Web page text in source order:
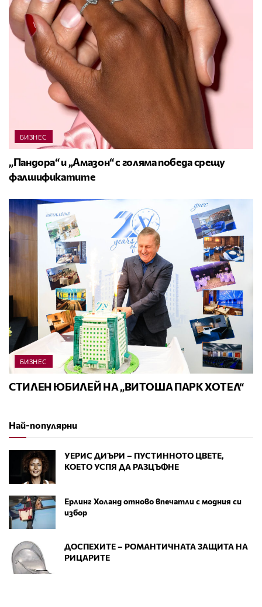
БИЗНЕС
„Пандора“ и „Амазон“ с голяма победа срещу
фалшификатите
БИЗНЕС
СТИЛЕН ЮБИЛЕЙ НА „ВИТОША ПАРК ХОТЕЛ“
Най-популярни
УЕРИС ДИЪРИ – ПУСТИННОТО ЦВЕТЕ,
КОЕТО УСПЯ ДА РАЗЦЪФНЕ
Ерлинг Холанд отново впечатли с модния си
избор
ДОСПЕХИТЕ – РОМАНТИЧНАТА ЗАЩИТА НА
РИЦАРИТЕ